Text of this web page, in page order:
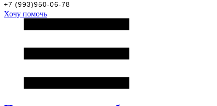
+7 (993)950-06-78
Хочу помочь